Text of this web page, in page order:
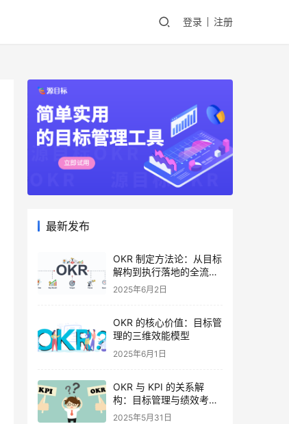
登录 注册
最新发布
OKR 制定方法论：从目标
解构到执行落地的全流程
指南
2025年6月2日
OKR 的核心价值：目标管
理的三维效能模型
2025年6月1日
OKR 与 KPI 的关系解
构：目标管理与绩效考核
的协同逻辑
2025年5月31日